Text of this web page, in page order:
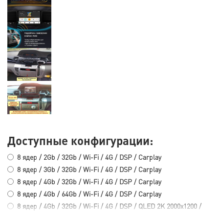
Доступные конфигурации:
8 ядер / 2Gb / 32Gb / Wi-Fi / 4G / DSP / Carplay
8 ядер / 3Gb / 32Gb / Wi-Fi / 4G / DSP / Carplay
8 ядер / 4Gb / 32Gb / Wi-Fi / 4G / DSP / Carplay
8 ядер / 4Gb / 64Gb / Wi-Fi / 4G / DSP / Carplay
8 ядер / 4Gb / 32Gb / Wi-Fi / 4G / DSP / QLED 2K 2000x1200 /